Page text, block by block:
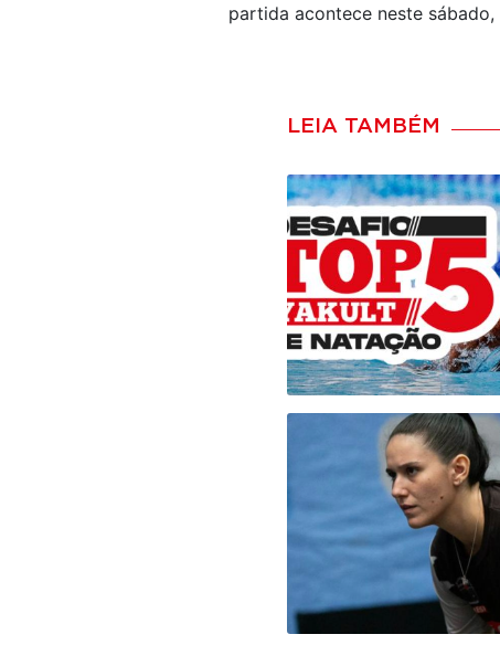
partida acontece neste
LEIA TAMBÉM